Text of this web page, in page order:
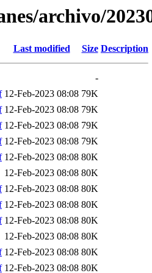
archivo/
Last modified Size Description
-
12-Feb-2023 08:08 79K
12-Feb-2023 08:08 79K
12-Feb-2023 08:08 79K
12-Feb-2023 08:08 79K
12-Feb-2023 08:08 80K
12-Feb-2023 08:08 80K
12-Feb-2023 08:08 80K
12-Feb-2023 08:08 80K
12-Feb-2023 08:08 80K
12-Feb-2023 08:08 80K
12-Feb-2023 08:08 80K
12-Feb-2023 08:08 80K